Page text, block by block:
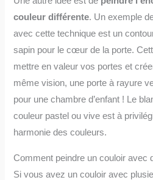
couleur différente. Un exemple
avec cette technique est un
sapin pour le cœur de la porte.
mettre en valeur vos portes et
même vision, une porte à rayure
pour une chambre d’enfant ! Le
couleur pastel ou vive est à
harmonie des couleurs.
Comment peindre un couloir avec
Si vous avez un couloir avec